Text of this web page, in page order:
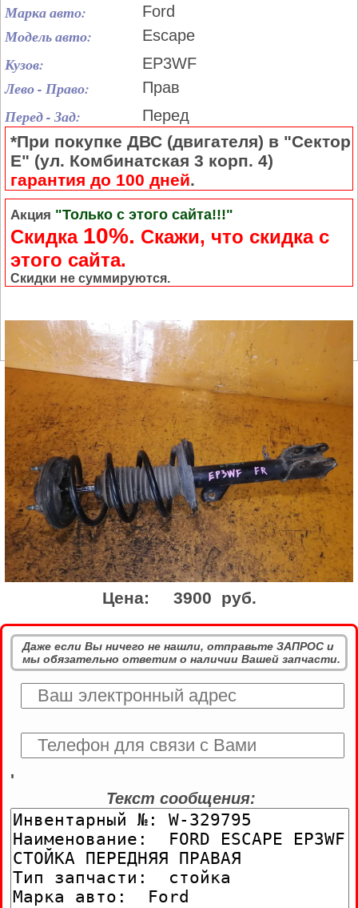
Марка авто: Ford
Модель авто: Escape
Кузов: EP3WF
Лево - Право: Прав
Перед - Зад: Перед
*При покупке ДВС (двигателя) в "Сектор
Е" (ул. Комбинатская 3 корп. 4)
гарантия до 100 дней.
Акция "Только с этого сайта!!!"
Скидка 10%. Cкажи, что скидка с
этого сайта.
Скидки не суммируются.
Цена: 3900 руб.
Даже если Вы ничего не нашли, отправьте ЗАПРОС и
мы обязательно ответим о наличии Вашей запчасти.
'
Текст сообщения: